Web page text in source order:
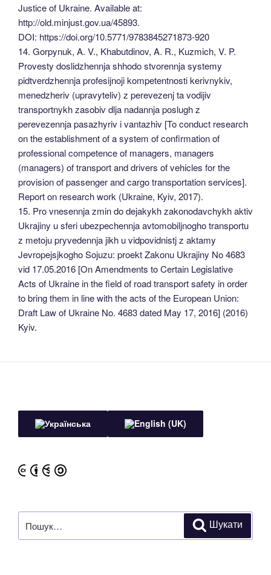
Justice of Ukraine. Available at:
http://old.minjust.gov.ua/45893.
DOI: https://doi.org/10.5771/9783845271873-920
14. Gorpynuk, A. V., Khabutdinov, A. R., Kuzmich, V. P.
Provesty doslidzhennja shhodo stvorennja systemy
pidtverdzhennja profesijnoji kompetentnosti kerivnykiv,
menedzheriv (upravyteliv) z perevezenj ta vodijiv
transportnykh zasobiv dlja nadannja poslugh z
perevezennja pasazhyriv i vantazhiv [To conduct research
on the establishment of a system of confirmation of
professional competence of managers, managers
(managers) of transport and drivers of vehicles for the
provision of passenger and cargo transportation services].
Report on research work (Ukraine, Kyiv, 2017).
15. Pro vnesennja zmin do dejakykh zakonodavchykh aktiv
Ukrajiny u sferi ubezpechennja avtomobiljnogho transportu
z metoju pryvedennja jikh u vidpovidnistj z aktamy
Jevropejsjkogho Sojuzu: proekt Zakonu Ukrajiny No 4683
vid 17.05.2016 [On Amendments to Certain Legislative
Acts of Ukraine in the field of road transport safety in order
to bring them in line with the acts of the European Union:
Draft Law of Ukraine No. 4683 dated May 17, 2016] (2016)
Kyiv.
за
Шукати